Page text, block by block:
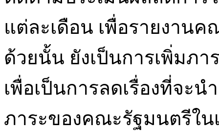
แต่ละเดือน เพื่อรายงาน
ด้วยนั้น ยังเป็นการเพิ่มภ
เพื่อเป็นการลดเรื่องที่จะ
ภาระของคณะรัฐมนตรีใน